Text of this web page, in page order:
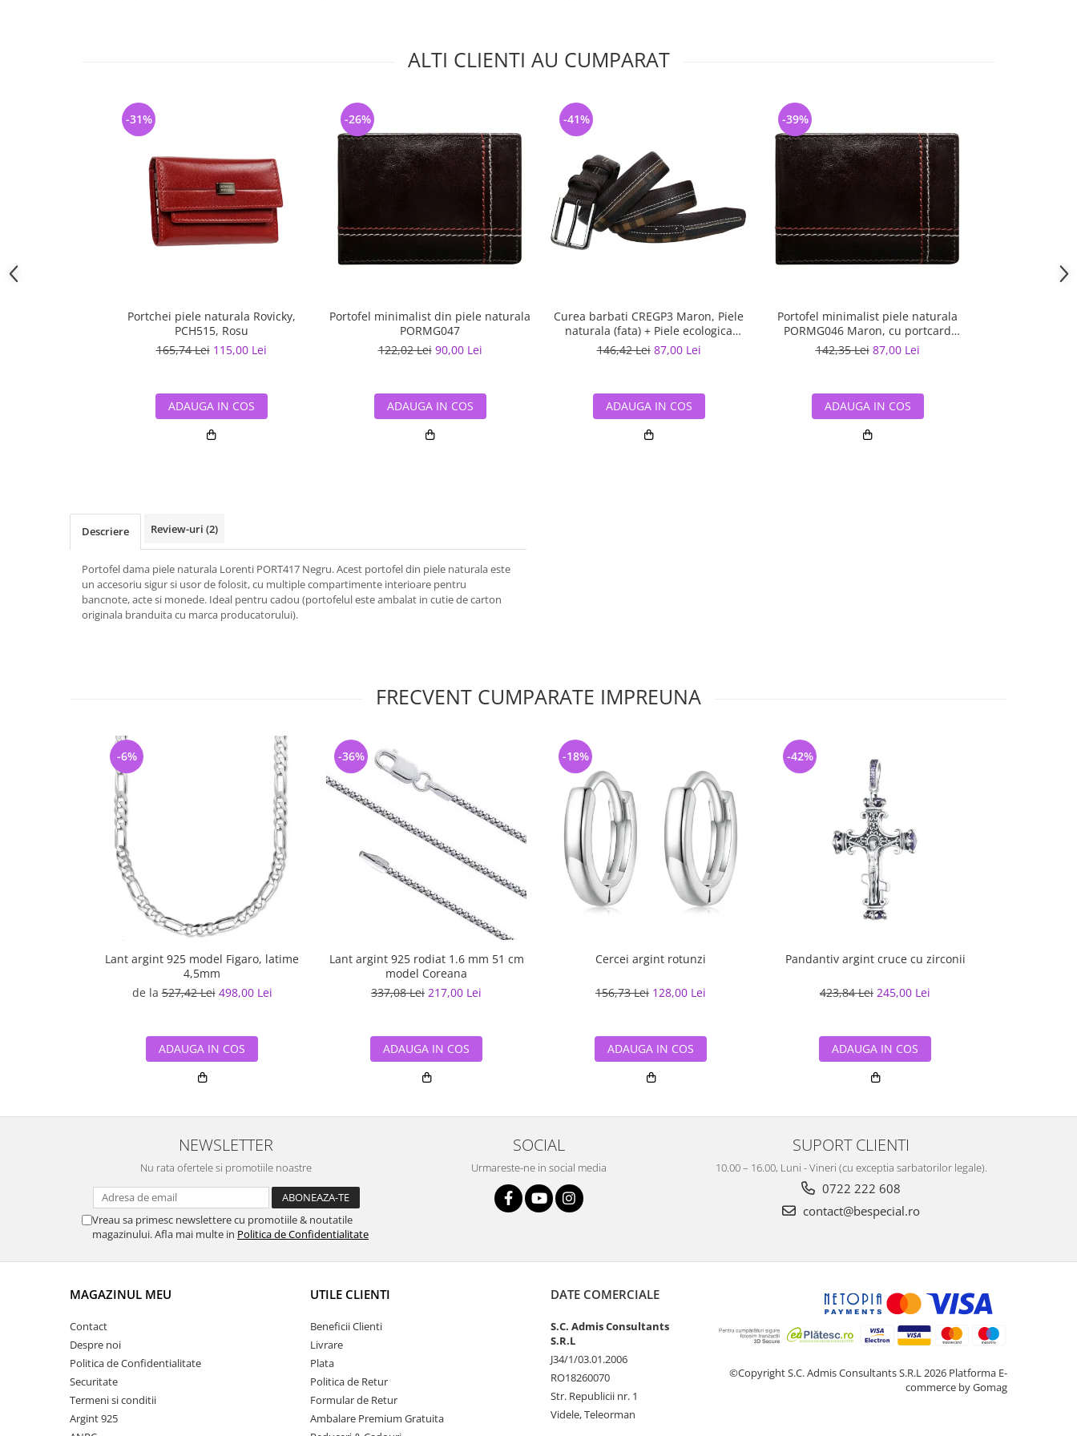
ALTI CLIENTI AU CUMPARAT
Portchei piele naturala Rovicky,
PCH515, Rosu
165,74 Lei 115,00 Lei
-31%
ADAUGA IN COS
Portofel minimalist din piele naturala
PORMG047
122,02 Lei 90,00 Lei
-26%
ADAUGA IN COS
Curea barbati CREGP3 Maron, Piele
naturala (fata) + Piele ecologica
(spate)
146,42 Lei 87,00 Lei
-41%
ADAUGA IN COS
Portofel minimalist piele naturala
PORMG046 Maron, cu portcard
detasabil
142,35 Lei 87,00 Lei
-39%
ADAUGA IN COS
Descriere Review-uri (2)
Portofel dama piele naturala Lorenti PORT417 Negru. Acest portofel din piele naturala este
un accesoriu sigur si usor de folosit, cu multiple compartimente interioare pentru
bancnote, acte si monede. Ideal pentru cadou (portofelul este ambalat in cutie de carton
originala branduita cu marca producatorului).
FRECVENT CUMPARATE IMPREUNA
Lant argint 925 model Figaro, latime
4,5mm
de la527,42 Lei 498,00 Lei
-6%
ADAUGA IN COS
Lant argint 925 rodiat 1.6 mm 51 cm
model Coreana
337,08 Lei 217,00 Lei
-36%
ADAUGA IN COS
Cercei argint rotunzi
156,73 Lei 128,00 Lei
-18%
ADAUGA IN COS
Pandantiv argint cruce cu zirconii
423,84 Lei 245,00 Lei
-42%
ADAUGA IN COS
NEWSLETTER
Nu rata ofertele si promotiile noastre
Vreau sa primesc newslettere cu promotiile & noutatile
magazinului. Afla mai multe in Politica de Confidentialitate
SOCIAL
Urmareste-ne in social media
SUPORT CLIENTI
10.00 – 16.00, Luni - Vineri (cu exceptia sarbatorilor legale).
0722 222 608
contact@bespecial.ro
MAGAZINUL MEU
Contact
Despre noi
Politica de Confidentialitate
Securitate
Termeni si conditii
Argint 925
UTILE CLIENTI
Beneficii Clienti
Livrare
Plata
Politica de Retur
Formular de Retur
Ambalare Premium Gratuita
DATE COMERCIALE
S.C. Admis Consultants
S.R.L
J34/1/03.01.2006
RO18260070
Str. Republicii nr. 1
Videle, Teleorman
©Copyright S.C. Admis Consultants S.R.L 2026 Platforma E-
commerce by Gomag